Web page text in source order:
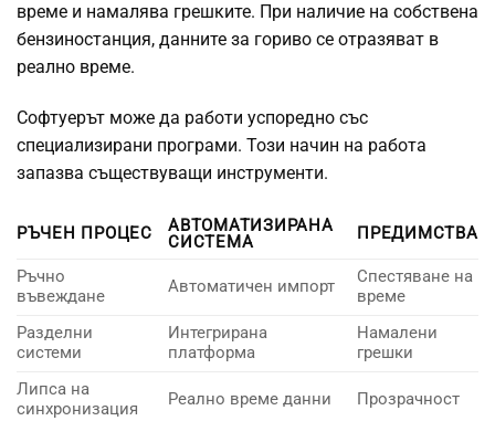
време и намалява грешките. При наличие на собствена
бензиностанция, данните за гориво се отразяват в
реално време.
Софтуерът може да работи успоредно със
специализирани програми. Този начин на работа
запазва съществуващи инструменти.
РЪЧЕН ПРОЦЕС
АВТОМАТИЗИРАНА
СИСТЕМА
ПРЕДИМСТВА
Ръчно
въвеждане
Автоматичен импорт
Спестяване на
време
Разделни
системи
Интегрирана
платформа
Намалени
грешки
Липса на
синхронизация
Реално време данни Прозрачност